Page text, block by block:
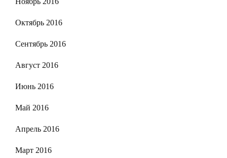
Октябрь 2016
Сентябрь 2016
Август 2016
Июнь 2016
Май 2016
Апрель 2016
Март 2016